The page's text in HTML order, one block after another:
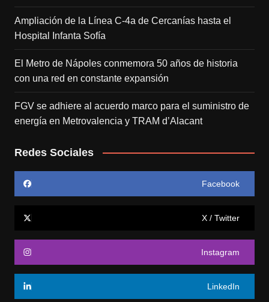
Ampliación de la Línea C-4a de Cercanías hasta el
Hospital Infanta Sofía
El Metro de Nápoles conmemora 50 años de historia
con una red en constante expansión
FGV se adhiere al acuerdo marco para el suministro de
energía en Metrovalencia y TRAM d’Alacant
Redes Sociales
Facebook
X / Twitter
Instagram
LinkedIn